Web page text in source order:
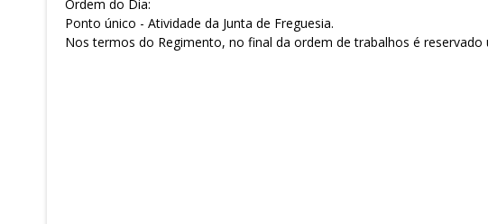
Ordem do Dia:
Ponto único - Atividade da Junta de Freguesia.
Nos termos do Regimento, no final da ordem de trabalhos é